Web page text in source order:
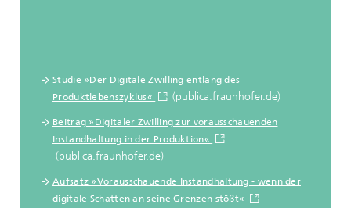
Studie »Der Digitale Zwilling entlang des
Produktlebenszyklus«
(publica.fraunhofer.de)
Beitrag »Digitaler Zwilling zur vorausschauenden
Instandhaltung in der Produktion«
(publica.fraunhofer.de)
Aufsatz »Vorausschauende Instandhaltung - wenn der
digitale Schatten an seine Grenzen stößt«